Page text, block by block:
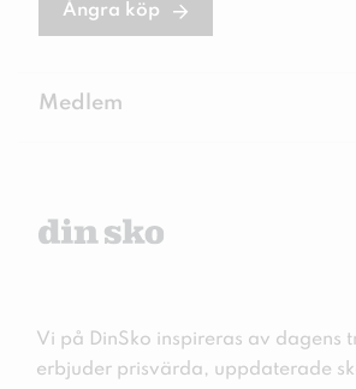
Ångra köp
Medlem
Vi på DinSko inspireras av dagens
erbjuder prisvärda, uppdaterade